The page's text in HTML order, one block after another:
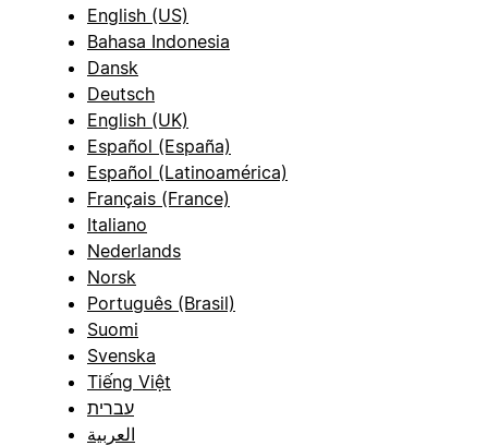
English (US)
Bahasa Indonesia
Dansk
Deutsch
English (UK)
Español (España)
Español (Latinoamérica)
Français (France)
Italiano
Nederlands
Norsk
Português (Brasil)
Suomi
Svenska
Tiếng Việt
עברית
العربية